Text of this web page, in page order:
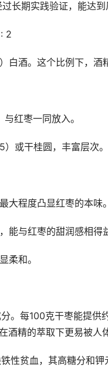
长期实践验证，能达
2
白酒。这个比例下，酒
红枣一同放入。
或干桂圆，丰富层次。
大程度凸显红枣的本味。
能与红枣的甜润感相得
柔和。
。每100克干枣能提
酒精的萃取下更易被人
性贫血，其高糖分和钾